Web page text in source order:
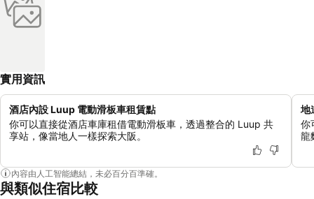
實用資訊
酒店內設 Luup 電動滑板車租賃點
你可以直接從酒店車庫租借電動滑板車，透過整合的 Luup 共
享站，像當地人一樣探索大阪。
地
你
龍
內容由人工智能總結，未必百分百準確。
與類似住宿比較